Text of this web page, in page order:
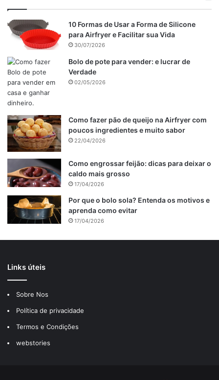
tenha medo se ficar ralo, pois ficará cremoso depois).
Publicidade
volta e está pronto!
10 Formas de Usar a Forma de Silicone
para Airfryer e Facilitar sua Vida
30/07/2026
Bolo de pote para vender: e lucrar de
Verdade
02/05/2026
Como fazer pão de queijo na Airfryer com
poucos ingredientes e muito sabor
22/04/2026
Como engrossar feijão: dicas para deixar o
caldo mais grosso
17/04/2026
Por que o bolo sola? Entenda os motivos e
aprenda como evitar
17/04/2026
Links úteis
Sobre Nos
Política de privacidade
Termos e Condições
webstories